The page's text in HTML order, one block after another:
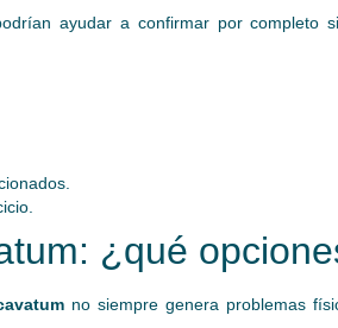
ayudar a confirmar por completo
¿qué
no siempre genera problemas